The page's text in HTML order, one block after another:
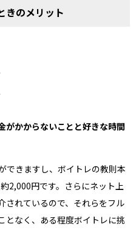
きのメリット
がかからないことと好きな時間
できますし、ボイトレの教則本
2,000円です。さらにネット上
されているので、それらをフル
となく、ある程度ボイトレに挑